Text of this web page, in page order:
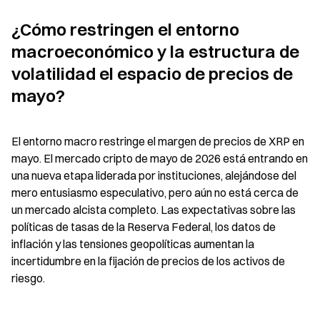
¿Cómo restringen el entorno
macroeconómico y la estructura de
volatilidad el espacio de precios de
mayo?
El entorno macro restringe el margen de precios de XRP en
mayo. El mercado cripto de mayo de 2026 está entrando en
una nueva etapa liderada por instituciones, alejándose del
mero entusiasmo especulativo, pero aún no está cerca de
un mercado alcista completo. Las expectativas sobre las
políticas de tasas de la Reserva Federal, los datos de
inflación y las tensiones geopolíticas aumentan la
incertidumbre en la fijación de precios de los activos de
riesgo.